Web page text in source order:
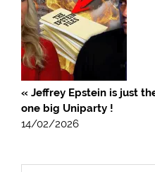
« Jeffrey Epstein is just
one big Uniparty !
14/02/2026